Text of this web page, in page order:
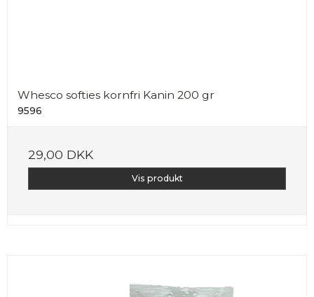
Whesco softies kornfri Kanin 200 gr
9596
29,00 DKK
Vis produkt